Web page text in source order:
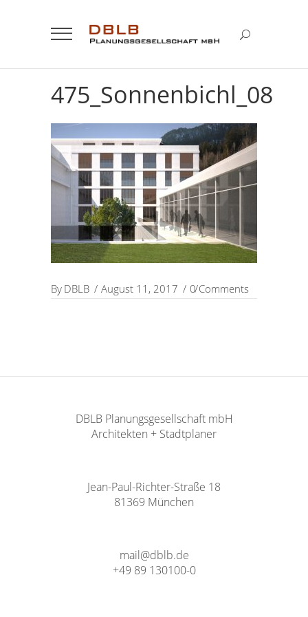
475_Sonnenbichl_08
By DBLB August 11, 2017 0 Comments
DBLB Planungsgesellschaft mbH
Architekten + Stadtplaner
Jean-Paul-Richter-Straße 18
81369 München
mail@dblb.de
+49 89 130100-0